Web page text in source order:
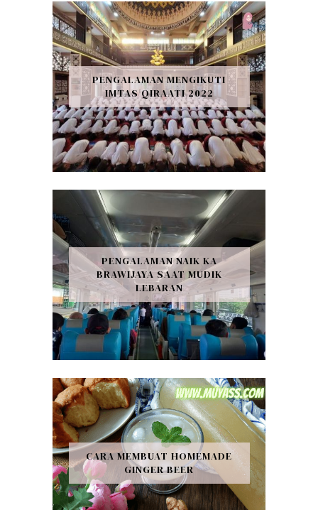
PENGALAMAN MENGIKUTI
IMTAS QIRAATI 2022
PENGALAMAN NAIK KA
BRAWIJAYA SAAT MUDIK
LEBARAN
CARA MEMBUAT HOMEMADE
GINGER BEER